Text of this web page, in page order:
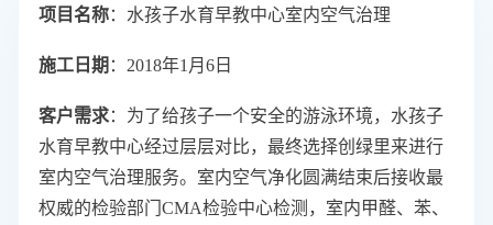
项目名称： 水孩子水育早教中心室内空气治理
施工日期 ：2018年1月6日
客户需求：为了给孩子一个安全的游泳环境，水孩子
水育早教中心经过层层对比，最终选择创绿里来进行
室内空气治理服务。室内空气净化圆满结束后接收最
权威的检验部门CMA检验中心检测，室内甲醛、苯、